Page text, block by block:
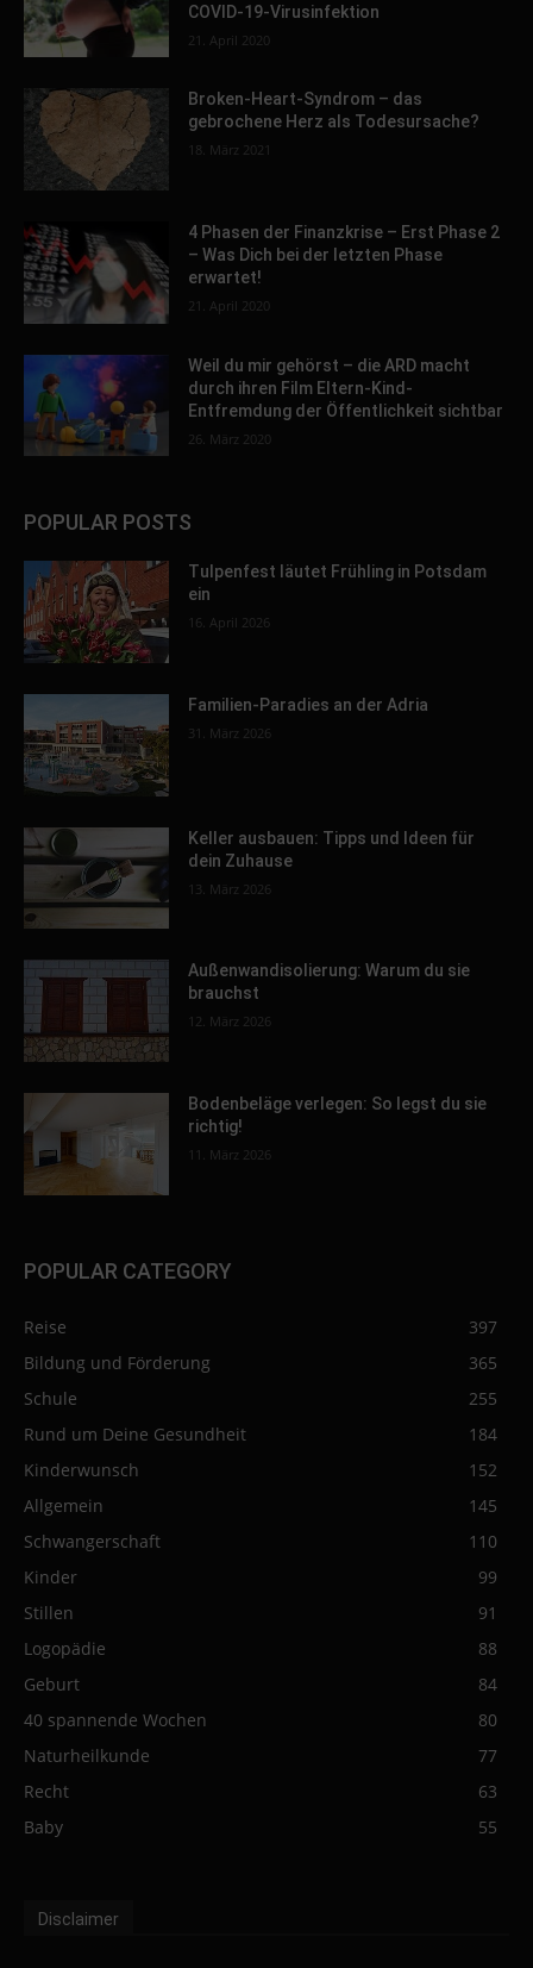
COVID-19-Virusinfektion
21. April 2020
Broken-Heart-Syndrom – das
gebrochene Herz als Todesursache?
18. März 2021
4 Phasen der Finanzkrise – Erst Phase 2
– Was Dich bei der letzten Phase
erwartet!
21. April 2020
Weil du mir gehörst – die ARD macht
durch ihren Film Eltern-Kind-
Entfremdung der Öffentlichkeit sichtbar
26. März 2020
POPULAR POSTS
Tulpenfest läutet Frühling in Potsdam
ein
16. April 2026
Familien-Paradies an der Adria
31. März 2026
Keller ausbauen: Tipps und Ideen für
dein Zuhause
13. März 2026
Außenwandisolierung: Warum du sie
brauchst
12. März 2026
Bodenbeläge verlegen: So legst du sie
richtig!
11. März 2026
POPULAR CATEGORY
Reise
397
Bildung und Förderung
365
Schule
255
Rund um Deine Gesundheit
184
Kinderwunsch
152
Allgemein
145
Schwangerschaft
110
Kinder
99
Stillen
91
Logopädie
88
Geburt
84
40 spannende Wochen
80
Naturheilkunde
77
Recht
63
Baby
55
Disclaimer